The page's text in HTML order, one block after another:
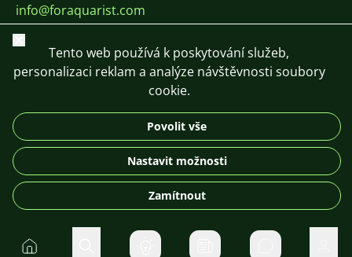
info@foraquarist.com
+420 603 449 602
CS SK EN PL DE
© 2026 For Aquarist
Zavřít
Tento web používá k poskytování služeb,
personalizaci reklam a analýze návštěvnosti soubory
cookie.
Povolit vše
Nastavit možnosti
Zamítnout